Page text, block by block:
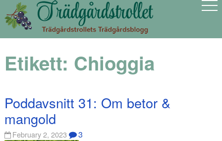
Etikett: Chioggia
Poddavsnitt 31: Om betor &
mangold
February 2, 2023 3